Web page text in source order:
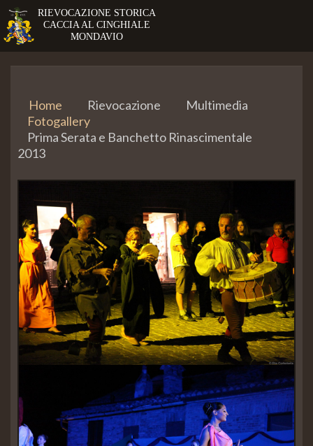
RIEVOCAZIONE STORICA
CACCIA AL CINGHIALE
MONDAVIO
Home Rievocazione
Multimedia
Fotogallery
Prima Serata e Banchetto Rinascimentale
2013